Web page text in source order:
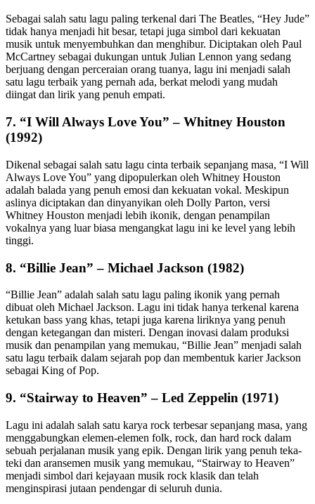
Sebagai salah satu lagu paling terkenal dari The Beatles, “Hey Jude”
tidak hanya menjadi hit besar, tetapi juga simbol dari kekuatan
musik untuk menyembuhkan dan menghibur. Diciptakan oleh Paul
McCartney sebagai dukungan untuk Julian Lennon yang sedang
berjuang dengan perceraian orang tuanya, lagu ini menjadi salah
satu lagu terbaik yang pernah ada, berkat melodi yang mudah
diingat dan lirik yang penuh empati.
7. “I Will Always Love You” – Whitney Houston
(1992)
Dikenal sebagai salah satu lagu cinta terbaik sepanjang masa, “I Will
Always Love You” yang dipopulerkan oleh Whitney Houston
adalah balada yang penuh emosi dan kekuatan vokal. Meskipun
aslinya diciptakan dan dinyanyikan oleh Dolly Parton, versi
Whitney Houston menjadi lebih ikonik, dengan penampilan
vokalnya yang luar biasa mengangkat lagu ini ke level yang lebih
tinggi.
8. “Billie Jean” – Michael Jackson (1982)
“Billie Jean” adalah salah satu lagu paling ikonik yang pernah
dibuat oleh Michael Jackson. Lagu ini tidak hanya terkenal karena
ketukan bass yang khas, tetapi juga karena liriknya yang penuh
dengan ketegangan dan misteri. Dengan inovasi dalam produksi
musik dan penampilan yang memukau, “Billie Jean” menjadi salah
satu lagu terbaik dalam sejarah pop dan membentuk karier Jackson
sebagai King of Pop.
9. “Stairway to Heaven” – Led Zeppelin (1971)
Lagu ini adalah salah satu karya rock terbesar sepanjang masa, yang
menggabungkan elemen-elemen folk, rock, dan hard rock dalam
sebuah perjalanan musik yang epik. Dengan lirik yang penuh teka-
teki dan aransemen musik yang memukau, “Stairway to Heaven”
menjadi simbol dari kejayaan musik rock klasik dan telah
menginspirasi jutaan pendengar di seluruh dunia.